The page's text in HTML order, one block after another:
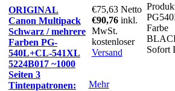
ORIGINAL
Canon Multipack
Schwarz / mehrere
Farben PG-
540L+CL-541XL
5224B017 ~1000
Seiten 3
Tintenpatronen:
€75,63 Netto
€90,76 inkl.
MwSt.
kostenloser
Versand
Farbe
Sofort
Mehr